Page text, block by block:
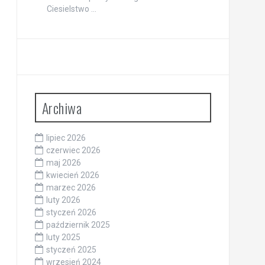
Ciesielstwo …
Archiwa
lipiec 2026
czerwiec 2026
maj 2026
kwiecień 2026
marzec 2026
luty 2026
styczeń 2026
październik 2025
luty 2025
styczeń 2025
wrzesień 2024